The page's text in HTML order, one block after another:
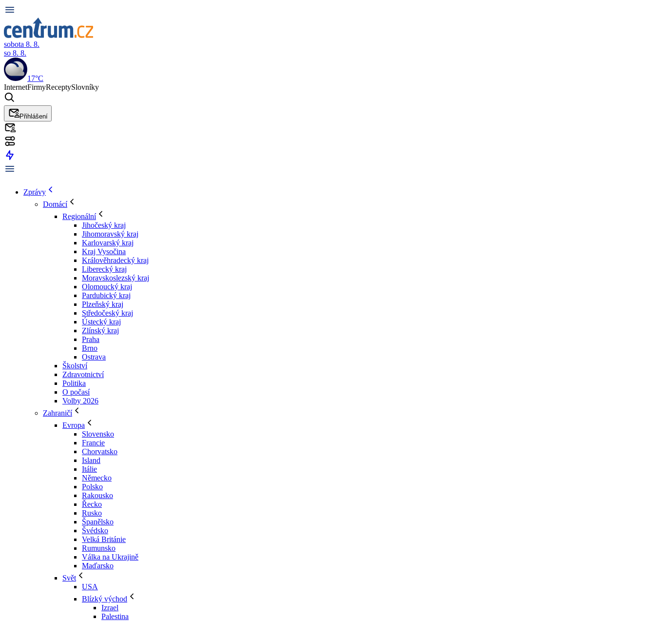
sobota 8. 8.
so 8. 8.
17°C
InternetFirmyReceptySlovníky
Přihlášení
Zprávy
Domácí
Regionální
Jihočeský kraj
Jihomoravský kraj
Karlovarský kraj
Kraj Vysočina
Králověhradecký kraj
Liberecký kraj
Moravskoslezský kraj
Olomoucký kraj
Pardubický kraj
Plzeňský kraj
Středočeský kraj
Ústecký kraj
Zlínský kraj
Praha
Brno
Ostrava
Školství
Zdravotnictví
Politika
O počasí
Volby 2026
Zahraničí
Evropa
Slovensko
Francie
Chorvatsko
Island
Itálie
Německo
Polsko
Rakousko
Řecko
Rusko
Španělsko
Švédsko
Velká Británie
Rumunsko
Válka na Ukrajině
Maďarsko
Svět
USA
Blízký východ
Izrael
Palestina